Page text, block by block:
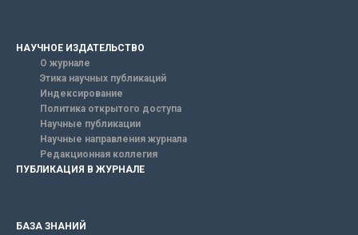
НАУЧНОЕ ИЗДАТЕЛЬСТВО
О журнале
Этика научных публикаций
Индексирование
Политика открытого доступа
Научные публикации
Научные направления журнала
Редакционная коллегия
ПУБЛИКАЦИЯ В ЖУРНАЛЕ
БАЗА ЗНАНИЙ